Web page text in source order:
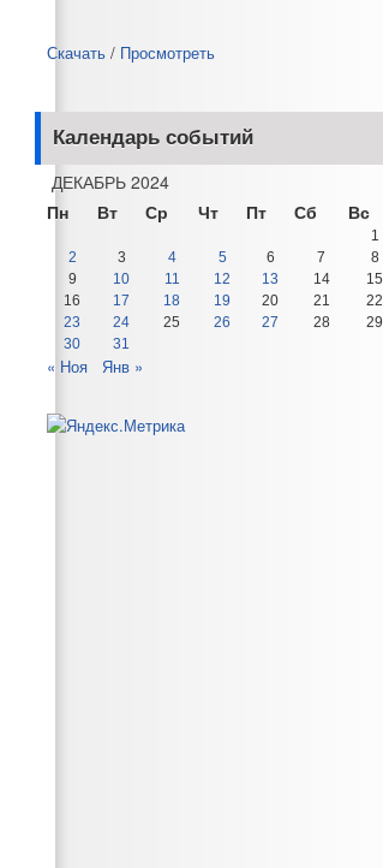
Скачать / Просмотреть
Календарь событий
ДЕКАБРЬ 2024
Пн
Вт Ср Чт Пт Сб Вс
1
2
3 4 5 6 7
8
9
10 11 12 13 14
15
16
17 18 19 20 21
22
23
24 25 26 27 28
29
30
31
« Ноя Янв »